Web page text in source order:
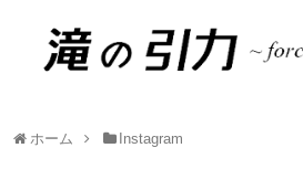
ホーム Instagram